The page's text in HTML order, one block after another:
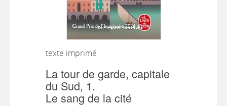
texte imprimé
La tour de garde, capitale
du Sud, 1.
Le sang de la cité